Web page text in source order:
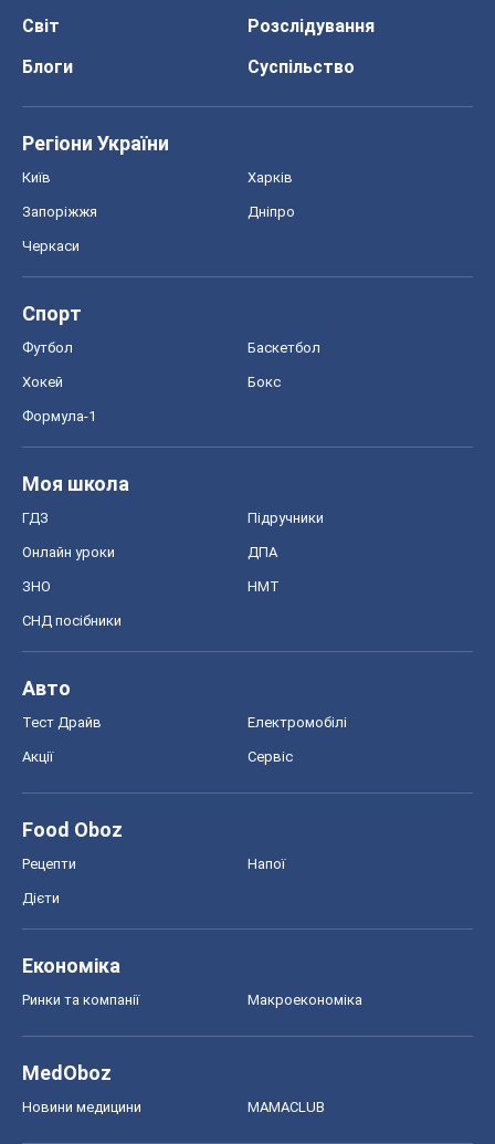
Світ
Розслідування
Блоги
Суспільство
Регіони України
Київ Харків
Запоріжжя Дніпро
Черкаси
Спорт
Футбол Баскетбол
Хокей Бокс
Формула-1
Моя школа
ГДЗ Підручники
Онлайн уроки ДПА
ЗНО НМТ
СНД посібники
Авто
Тест Драйв Електромобілі
Акції Сервіс
Food Oboz
Рецепти Напої
Дієти
Економіка
Ринки та компанії Макроекономіка
MedOboz
Новини медицини MAMACLUB